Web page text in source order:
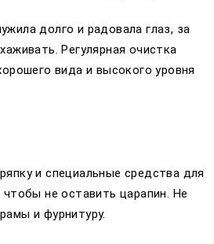
долго и радовала глаз, за
Регулярная очистка
вида и высокого уровня
и специальные средства для
чтобы не оставить царапин. Не
и фурнитуру.